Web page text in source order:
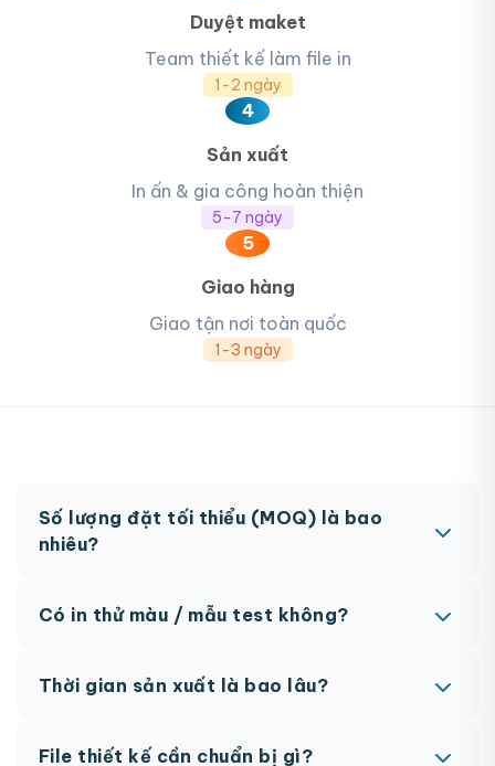
Duyệt maket
Team thiết kế làm file in
1-2 ngày
4
Sản xuất
In ấn & gia công hoàn thiện
5-7 ngày
5
Giao hàng
Giao tận nơi toàn quốc
1-3 ngày
Số lượng đặt tối thiểu (MOQ) là bao
nhiêu?
đặc biệt có thể có MOQ khác nhau.
Có in thử màu / mẫu test không?
trà. Chi phí in thử sẽ được tính vào đơn hàng
Thời gian sản xuất là bao lâu?
maket. Có thể rút ngắn nếu cần gấp, vui lòng liên
File thiết kế cần chuẩn bị gì?